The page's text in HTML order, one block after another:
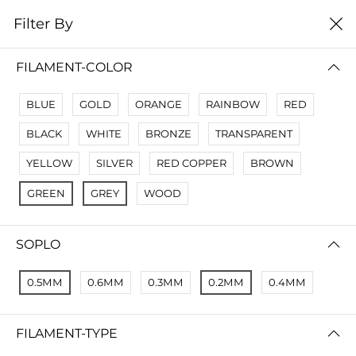
0
No Results
Not Found Filters1
Not Found Filters2
Filter By
FILAMENT-COLOR
BLUE GOLD ORANGE RAINBOW RED
BLACK WHITE BRONZE TRANSPARENT
YELLOW SILVER RED COPPER BROWN
GREEN GREY WOOD
SOPLO
0.5ММ 0.6ММ 0.3ММ 0.2ММ 0.4ММ
FILAMENT-TYPE